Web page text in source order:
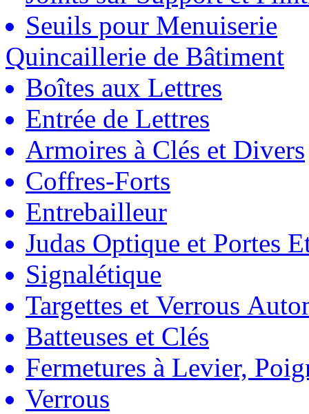
Seuils pour Menuiserie
Quincaillerie de Bâtiment
Boîtes aux Lettres
Entrée de Lettres
Armoires à Clés et Divers
Coffres-Forts
Entrebailleur
Judas Optique et Portes
Signalétique
Targettes et Verrous
Batteuses et Clés
Fermetures à Levier,
Verrous